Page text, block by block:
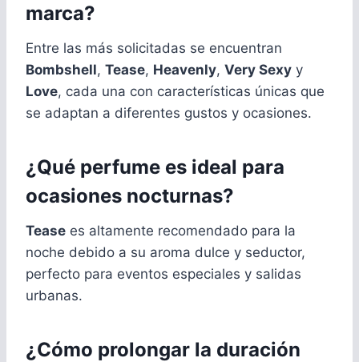
marca?
Entre las más solicitadas se encuentran
Bombshell, Tease, Heavenly, Very Sexy y
Love, cada una con características únicas que
se adaptan a diferentes gustos y ocasiones.
¿Qué perfume es ideal para
ocasiones nocturnas?
Tease es altamente recomendado para la
noche debido a su aroma dulce y seductor,
perfecto para eventos especiales y salidas
urbanas.
¿Cómo prolongar la duración